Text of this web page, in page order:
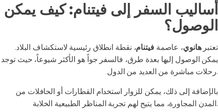
أساليب السفر إلى فيتنام: كيف يمكن
الوصول؟
تعتبرهانوي، عاصمة فيتنام، نقطة انطلاق رئيسية لاستكشاف البلاد.
يمكن الوصول إليها بعدة طرق، فالسفر جواً هو الأكثر شيوعاً، حيث توجد
رحلات مباشرة من العديد من الدول.
بالإضافة إلى ذلك، يمكن للزوار استخدام القطارات أو الحافلات من
المدن المجاورة، مما يتيح لهم تجربة المناظر الطبيعية الخلابة.